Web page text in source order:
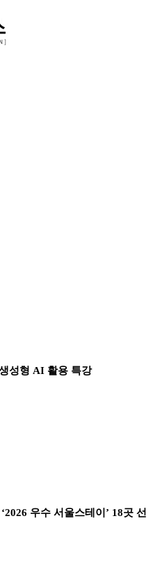
성형 AI 활용 특강
우수 서울스테이’ 18곳 선